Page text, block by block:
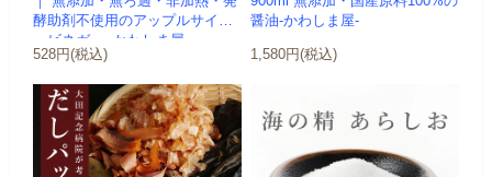
酵助剤不使用のアップルサイダ
ービネガー -かわしま屋-
528円(税込)
醤油-かわしま屋-
1,580円(税込)